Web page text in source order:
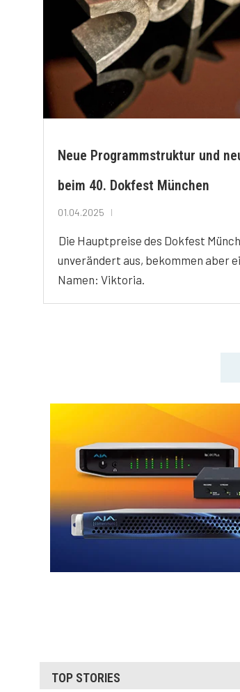
Neue Programmstruktur und
beim 40. Dokfest München
01.04.2025
Die Hauptpreise des Dokfest
unverändert aus, bekommen aber
Namen: Viktoria.
TOP STORIES